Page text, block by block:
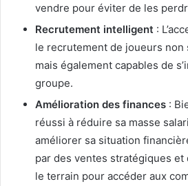
vendre pour éviter de les
Recrutement intelligent :
le recrutement de joueurs non
mais également capables de
groupe.
Amélioration des finances :
réussi à réduire sa masse
améliorer sa situation
par des ventes stratégiques
le terrain pour accéder aux